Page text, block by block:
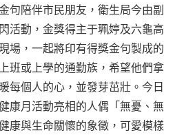
句陪伴市民朋友，衛生局今由副
活動，金獎得主于珮婷及六龜高
場，一起將印有得獎金句製成的
班或上學的通勤族，希望他們拿
每個人的心，並發芽茁壯。今日
康月活動亮相的人偶「無憂、無
康與生命關懷的象徵，可愛模樣